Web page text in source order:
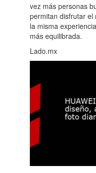
vez más personas
permitan disfrutar el
la misma
más equilibrada.
Lado.mx